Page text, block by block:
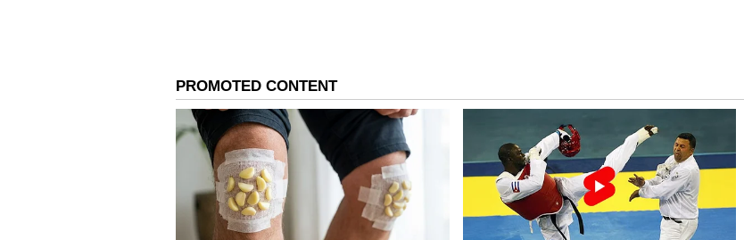
ஹைலி மேத்யூஸ், யஸ்டிகா பாட்டியா, நாட் ஸ்கிவர் பிரண்ட், ஹர்மன்ப்ரீத் கௌர்
(கேப்டன்), அமெலியா கெர், இசி வாங், பூஜா வஸ்ட்ராகர், அமன்ஜோத் கௌர்,
ஹுமைரா காஸி, ஜிந்தாமனி கலிடா, சாய்கா இஷாக்.
முதலில் பேட்டிங் ஆடிய மும்பை இந்தியன்ஸ் அணியின் டாப் 3
வீராங்கனைகளான யஸ்டிகா பாட்டியா(1), ஹைலி மேத்யூஸ்(5), நாட் ஸ்கிவர்
பிரண்ட் (0) ஆகிய மூவரும் ஏமாற்றமளித்தனர். கேப்டன் ஹர்மன்ப்ரீத் கௌர் 23